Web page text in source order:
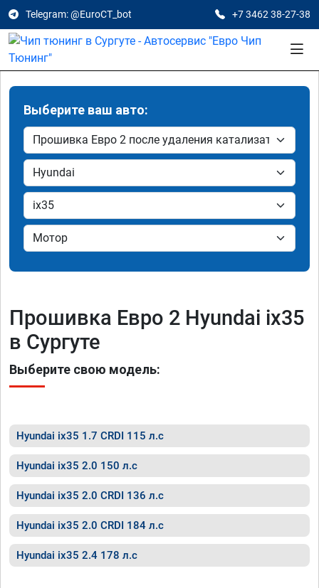
Telegram: @EuroCT_bot +7 3462 38-27-38
Выберите ваш авто:
Прошивка Евро 2 Hyundai ix35
в Сургуте
Выберите свою модель:
Hyundai ix35 1.7 CRDI 115 л.с
Hyundai ix35 2.0 150 л.с
Hyundai ix35 2.0 CRDI 136 л.с
Hyundai ix35 2.0 CRDI 184 л.с
Hyundai ix35 2.4 178 л.с